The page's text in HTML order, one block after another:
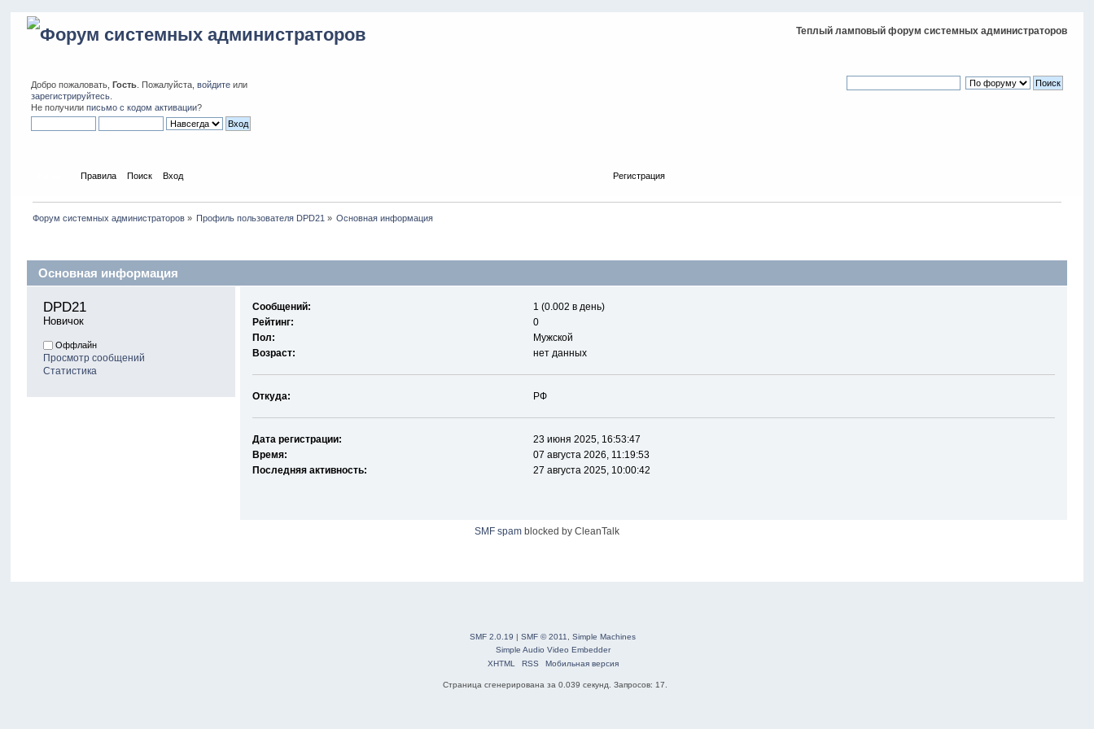
Теплый ламповый форум системных администраторов
Добро пожаловать,Гость . Пожалуйста,войдите или
зарегистрируйтесь
Не получилиписьмо с кодом активации?
Правила Поиск Вход Регистрация
Форум системных администраторов» Профиль пользователя DPD21 » Основная информация
Основная информация
DPD21
Новичок
Оффлайн
Просмотр сообщений
Статистика
Сообщений:
1 (0.002 в день)
Рейтинг:
0
Пол:
Мужской
Возраст:
нет данных
Откуда: РФ
Дата регистрации:
23 июня 2025, 16:53:47
Время:
07 августа 2026, 11:19:53
Последняя активность:
27 августа 2025, 10:00:42
SMF spamblocked by CleanTalk
SMF 2.0.19 |SMF © 2011,Simple Machines
Simple Audio Video Embedder
XHTML
RSS Мобильная версия
Страница сгенерирована за 0.039 секунд. Запросов: 17.